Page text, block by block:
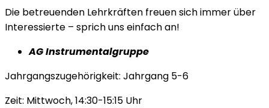
Die betreuenden Lehrkräften freuen sich immer über
Interessierte – sprich uns einfach an!
AG Instrumentalgruppe
Jahrgangszugehörigkeit: Jahrgang 5-6
Zeit: Mittwoch, 14:30-15:15 Uhr